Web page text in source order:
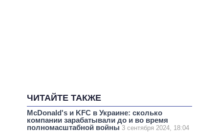
ЧИТАЙТЕ ТАКЖЕ
McDonald's и KFC в Украине: сколько
компании зарабатывали до и во время
полномасштабной войны 3 сентября 2024, 18:04